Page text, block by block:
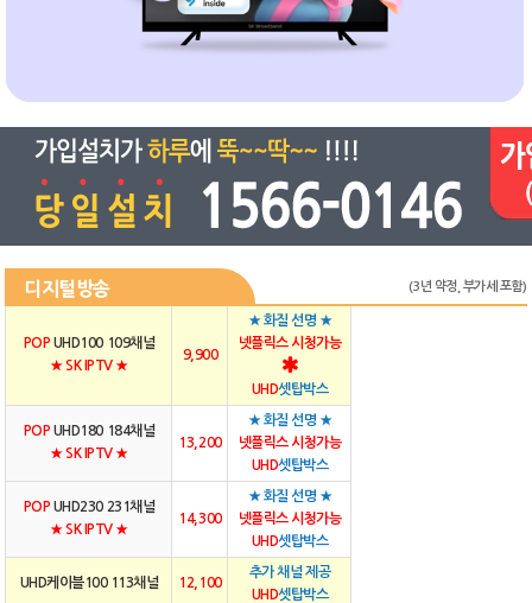
디지털방송 (3년 약정, 부가세 포함)
POP UHD100 109채널
★ SK IPTV ★
9,900
★ 화질 선명 ★
넷플릭스 시청가능
UHD셋탑박스
POP UHD180 184채널
★ SK IPTV ★
13,200
★ 화질 선명 ★
넷플릭스 시청가능
UHD셋탑박스
POP UHD230 231채널
★ SK IPTV ★
14,300
★ 화질 선명 ★
넷플릭스 시청가능
UHD셋탑박스
UHD케이블100 113채널 12,100
추가 채널 제공
UHD셋탑박스